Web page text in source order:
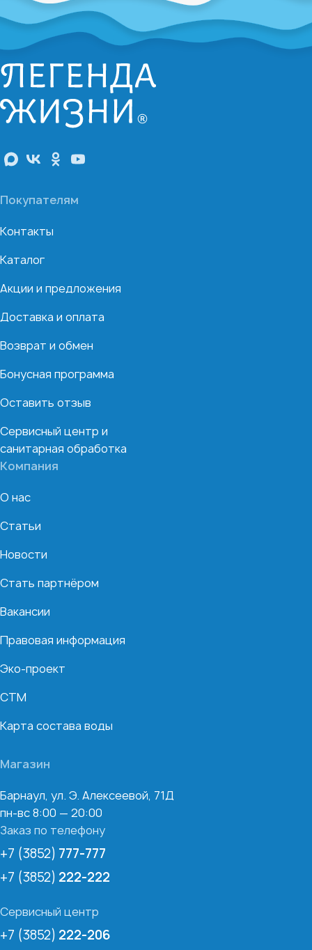
Покупателям
Контакты
Каталог
Акции и предложения
Доставка и оплата
Возврат и обмен
Бонусная программа
Оставить отзыв
Сервисный центр и
санитарная обработка
Компания
О нас
Статьи
Новости
Стать партнёром
Вакансии
Правовая информация
Эко-проект
СТМ
Карта состава воды
Магазин
Барнаул, ул. Э. Алексеевой, 71Д
пн-вс 8:00 — 20:00
Заказ по телефону
+7 (3852) 777-777
+7 (3852) 222-222
Сервисный центр
+7 (3852) 222-206